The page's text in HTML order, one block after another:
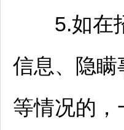
5.如在
信息、隐瞒
等情况的